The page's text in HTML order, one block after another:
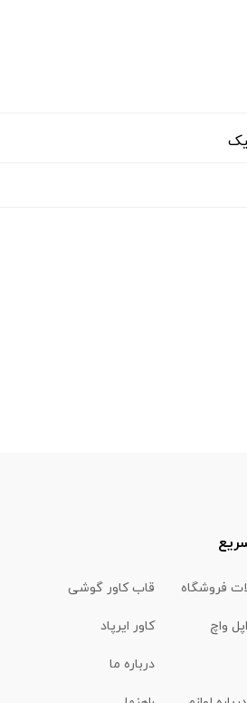
فروشگاه قاب کاور گوشی
واچ کاور ایرپاد
درباره ما